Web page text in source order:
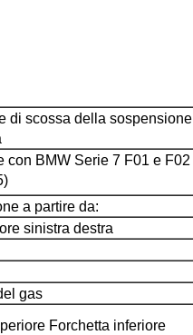
di scossa della sospensione
con BMW Serie 7 F01 e F02
a partire da:
sinistra destra
gas
Forchetta inferiore